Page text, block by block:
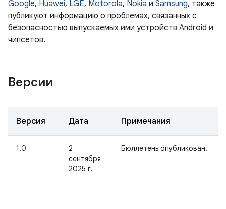
Google, Huawei, LGE, Motorola, Nokia и Samsung, также
публикуют информацию о проблемах, связанных с
безопасностью выпускаемых ими устройств Android и
чипсетов.
Версии
Версия Дата Примечания
1.0
2
сентября
2025 г.
Бюллетень опубликован.